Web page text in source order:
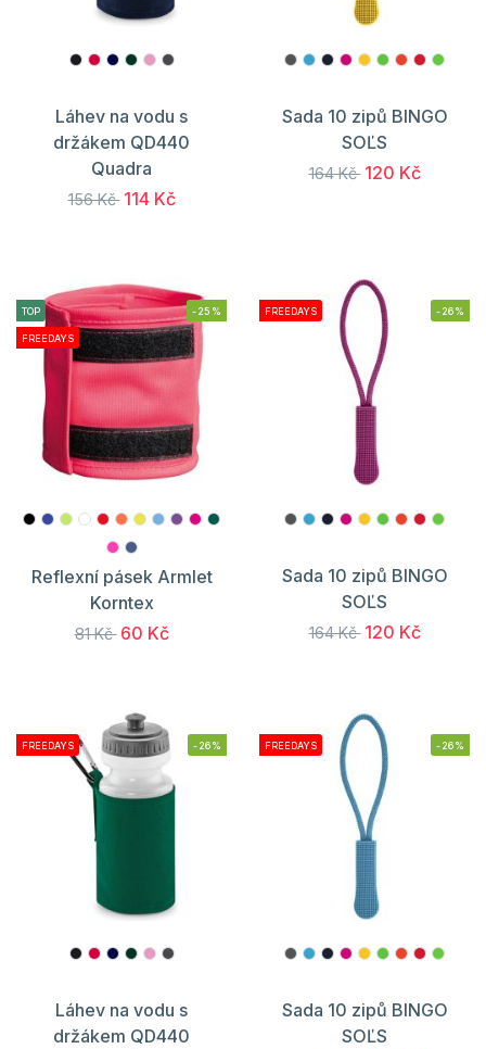
Láhev na vodu s
držákem QD440
Quadra
156 Kč 114 Kč
Sada 10 zipů BINGO
SOĽS
164 Kč 120 Kč
TOP
FREEDAYS
-25%
Reflexní pásek Armlet
Korntex
81 Kč 60 Kč
FREEDAYS -26%
Sada 10 zipů BINGO
SOĽS
164 Kč 120 Kč
FREEDAYS -26%
Láhev na vodu s
držákem QD440
FREEDAYS -26%
Sada 10 zipů BINGO
SOĽS